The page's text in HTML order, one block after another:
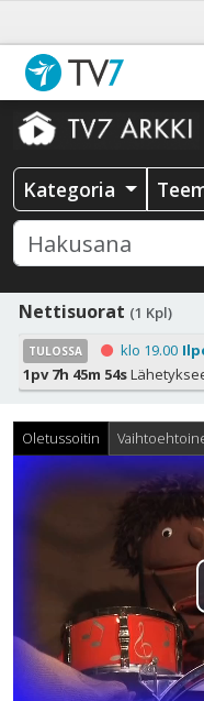
Kategoria
Nettisuorat (1 Kpl)
TULOSSA klo 19.00
1pv 7h 45m 54s
Oletussoitin